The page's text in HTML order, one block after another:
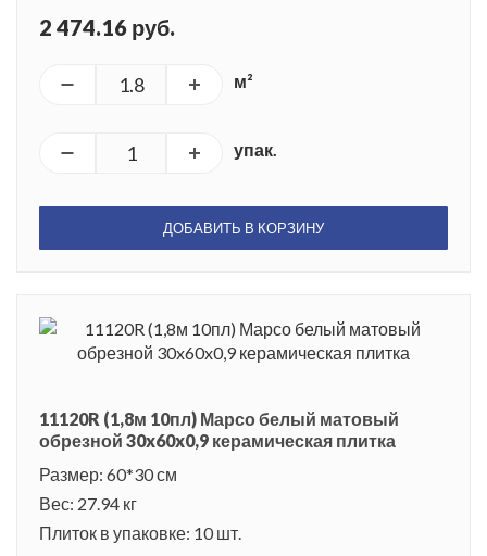
2 474.16 руб.
м²
упак.
ДОБАВИТЬ В КОРЗИНУ
11120R (1,8м 10пл) Марсо белый матовый
обрезной 30x60x0,9 керамическая плитка
Размер: 60*30 см
Вес: 27.94 кг
Плиток в упаковке: 10 шт.